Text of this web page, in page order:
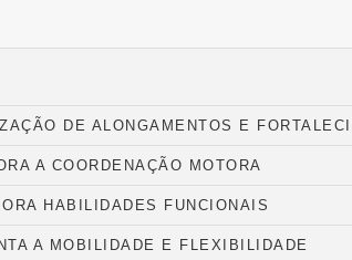
DE ALONGAMENTOS E
A COORDENAÇÃO MOTORA
HABILIDADES FUNCIONAIS
A MOBILIDADE E FLEXIBILIDADE